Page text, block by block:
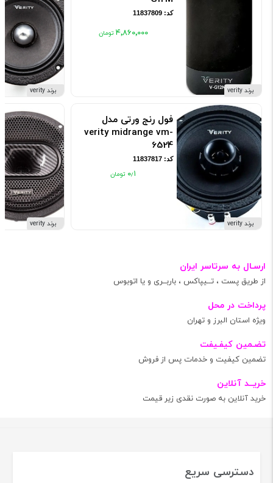
برند verity
کد: 11837809
۴٬۸۶۰٬۰۰۰
برند verity
فول رنج ورتی مدل
verity midrange vm-
6524
کد: 11837817
۰٫۱
برند verity
برند verity
ارسـال به سرتاسر ایران
از طریق پست ، تــیپاکس ، باربــری و یا اتوبوس
پرداخت در محل
ویژه استان البرز و تهران
تضـمین کیفـیفت
تضمین کیفیت و خدمات پس از فروش
خریــد آنلاین
خرید آنلاین به صورت نقدی زیر قیمت
دسترسی سریع